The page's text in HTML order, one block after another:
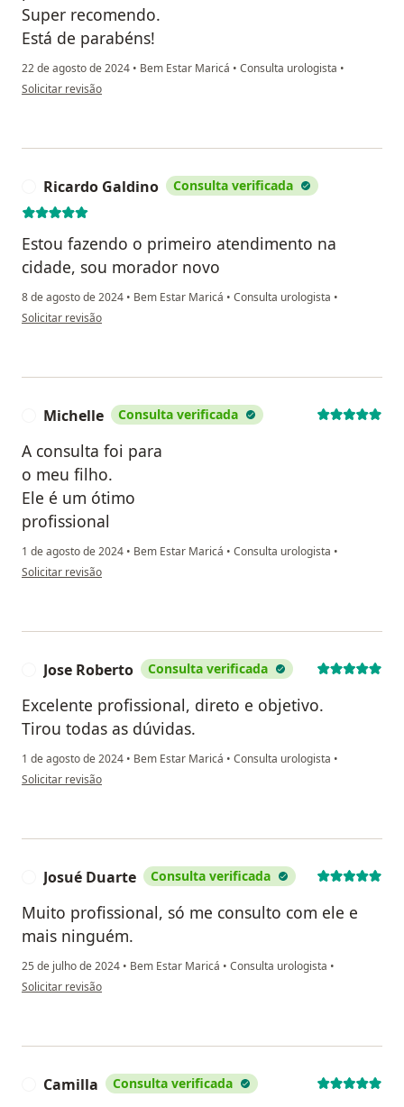
Super recomendo.
Está de parabéns!
22 de agosto de 2024 • Bem Estar Maricá • Consulta urologista •
na opinião do utilizador Maristela Silva de Castro
Solicitar revisão
Ricardo Galdino Consulta verificada
Estou fazendo o primeiro atendimento na
cidade, sou morador novo
8 de agosto de 2024 • Bem Estar Maricá • Consulta urologista •
na opinião do utilizador Ricardo Galdino
Solicitar revisão
Michelle Consulta verificada
A consulta foi para
o meu filho.
Ele é um ótimo
profissional
1 de agosto de 2024 • Bem Estar Maricá • Consulta urologista •
na opinião do utilizador Michelle
Solicitar revisão
Jose Roberto Consulta verificada
Excelente profissional, direto e objetivo.
Tirou todas as dúvidas.
1 de agosto de 2024 • Bem Estar Maricá • Consulta urologista •
na opinião do utilizador Jose Roberto
Solicitar revisão
Josué Duarte Consulta verificada
Muito profissional, só me consulto com ele e
mais ninguém.
25 de julho de 2024 • Bem Estar Maricá • Consulta urologista •
na opinião do utilizador Josué Duarte
Solicitar revisão
Camilla Consulta verificada